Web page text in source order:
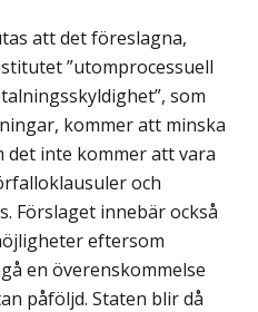
att det föreslagna,
”utomprocessuell
som
kommer att minska
inte kommer att vara
och
Förslaget innebär också
eftersom
en överenskommelse
påföljd. Staten blir då